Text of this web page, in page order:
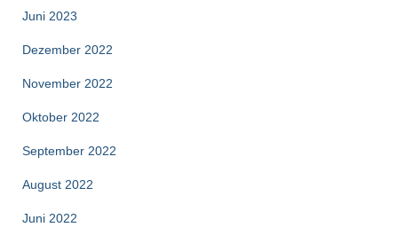
Juni 2023
Dezember 2022
November 2022
Oktober 2022
September 2022
August 2022
Juni 2022